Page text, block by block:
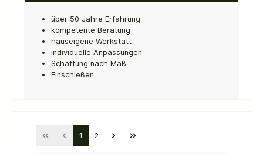
über 50 Jahre Erfahrung
kompetente Beratung
hauseigene Werkstatt
individuelle Anpassungen
Schäftung nach Maß
Einschießen
1 2